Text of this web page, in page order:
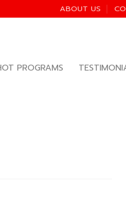
ABOUT US
PROGRAMS